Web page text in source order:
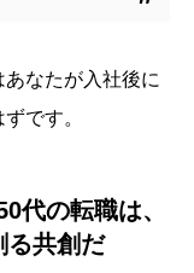
なたが入社後に
です。
代の転職は、
る共創だ